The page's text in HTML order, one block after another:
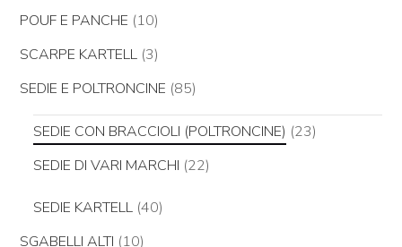
POUF E PANCHE (10)
SCARPE KARTELL (3)
SEDIE E POLTRONCINE (85)
SEDIE CON BRACCIOLI (POLTRONCINE) (23)
SEDIE DI VARI MARCHI (22)
SEDIE KARTELL (40)
SGABELLI ALTI (10)